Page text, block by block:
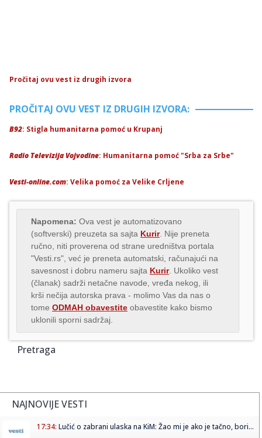
Pročitaj ovu vest iz drugih izvora
PROČITAJ OVU VEST IZ DRUGIH IZVORA:
B92: Stigla humanitarna pomoć u Krupanj
Radio Televizija Vojvodine: Humanitarna pomoć "Srba za Srbe"
Vesti-online.com: Velika pomoć za Velike Crljene
Napomena: Ova vest je automatizovano
(softverski) preuzeta sa sajta Kurir. Nije preneta
ručno, niti proverena od strane uredništva portala
"Vesti.rs", već je preneta automatski, računajući na
savesnost i dobru nameru sajta Kurir. Ukoliko vest
(članak) sadrži netačne navode, vređa nekog, ili
krši nečija autorska prava - molimo Vas da nas o
tome ODMAH obavestite obavestite kako bismo
uklonili sporni sadržaj.
Pretraga
NAJNOVIJE VESTI
17:34: Lučić o zabrani ulaska na KiM: Žao mi je ako je tačno, bori...